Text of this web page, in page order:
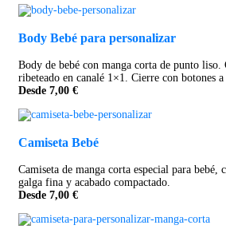
Body Bebé para personalizar
Body de bebé con manga corta de punto
ribeteado en canalé 1×1. Cierre con botones
Desde 7,00 €
Camiseta Bebé
Camiseta de manga corta especial para bebé,
galga fina y acabado compactado.
Desde 7,00 €